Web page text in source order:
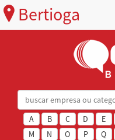
Bertioga
A B C D E
M
N O P Q